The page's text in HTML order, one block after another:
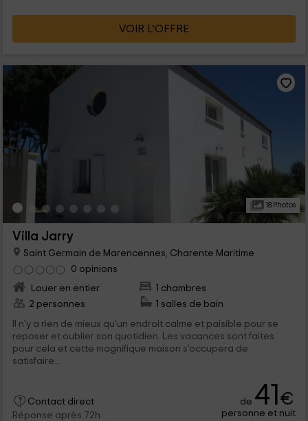
VOIR L’OFFRE
18 Photos
Villa Jarry
Saint Germain de Marencennes, Charente Maritime
0 opinions
Louer en entier
1 chambres
2 personnes
1 salles de bain
Il n'y a rien de mieux qu'un endroit calme et paisible pour se
reposer et oublier son quotidien. Les vacances sont faites
pour cela et cette magnifique maison s'occupera de
satisfaire...
Contact direct
Réponse après 72h
de 41€
personne et nuit